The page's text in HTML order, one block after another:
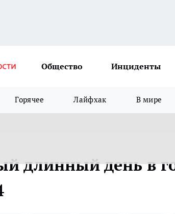
Общество Инциденты
Горячее Лайфхак В мире
длинный день в